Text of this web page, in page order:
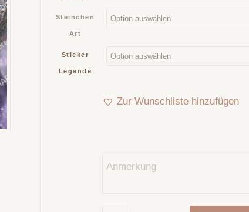
Steinchen
Art
Sticker
Legende
Zur Wunschliste hinzufügen